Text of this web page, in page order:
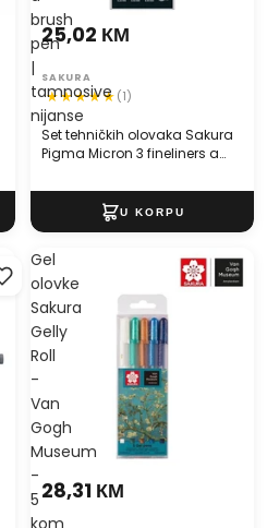
brush
pen
|
tamnosive
nijanse
Set tehničkih olovaka Sakura
Pigma Micron 3 fineliners a
25,02 КМ
SAKURA
(1)
Gel
olovke
Sakura
Gelly
Roll
-
Van
Gogh
Museum
-
5
kom
28,31 КМ